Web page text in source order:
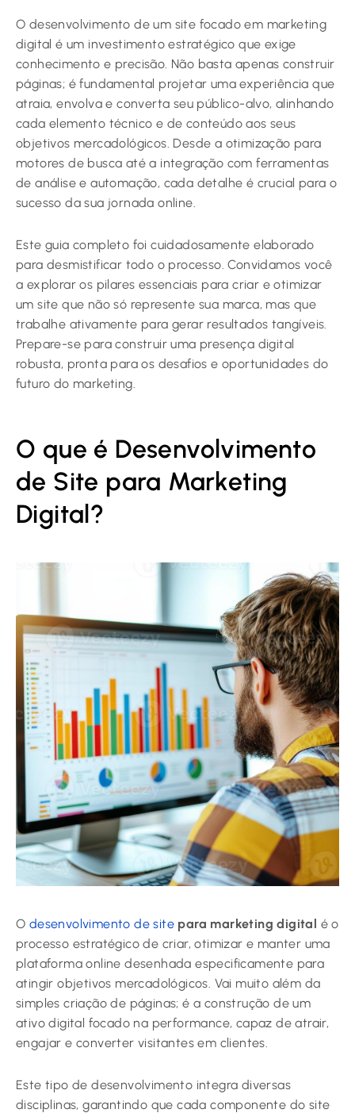
O desenvolvimento de um site focado em marketing
digital é um investimento estratégico que exige
conhecimento e precisão. Não basta apenas construir
páginas; é fundamental projetar uma experiência que
atraia, envolva e converta seu público-alvo, alinhando
cada elemento técnico e de conteúdo aos seus
objetivos mercadológicos. Desde a otimização para
motores de busca até a integração com ferramentas
de análise e automação, cada detalhe é crucial para o
sucesso da sua jornada online.
Este guia completo foi cuidadosamente elaborado
para desmistificar todo o processo. Convidamos você
a explorar os pilares essenciais para criar e otimizar
um site que não só represente sua marca, mas que
trabalhe ativamente para gerar resultados tangíveis.
Prepare-se para construir uma presença digital
robusta, pronta para os desafios e oportunidades do
futuro do marketing.
O que é Desenvolvimento
de Site para Marketing
Digital?
O desenvolvimento de site para marketing digital é o
processo estratégico de criar, otimizar e manter uma
plataforma online desenhada especificamente para
atingir objetivos mercadológicos. Vai muito além da
simples criação de páginas; é a construção de um
ativo digital focado na performance, capaz de atrair,
engajar e converter visitantes em clientes.
Este tipo de desenvolvimento integra diversas
disciplinas, garantindo que cada componente do site